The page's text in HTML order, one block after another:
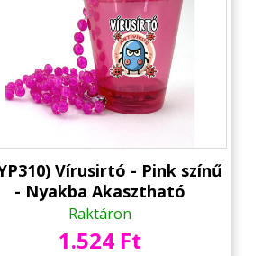
Vírusirtó - Pink színű
- Nyakba Akasztható
LED világítással -
Party Pohár - Party Kellék
Raktáron
1.524 Ft